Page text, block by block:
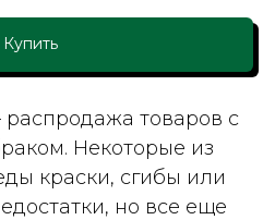
Купить
товаров с
Некоторые из
краски, сгибы или
но все еще